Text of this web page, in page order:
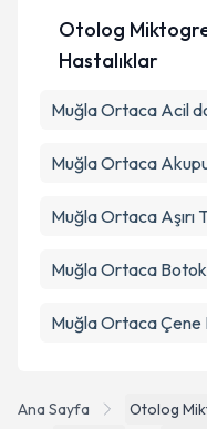
Ana Sayfa
Otolog
Otolog
Hastalıklar
Muğla Ortaca Acil
Muğla Ortaca
Muğla Ortaca Aşırı
Muğla Ortaca
Muğla Ortaca Çene